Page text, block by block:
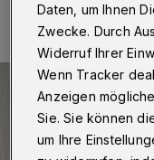
Daten, um Ihnen
Zwecke. Durch
Widerruf Ihrer
Wenn Tracker
Anzeigen
Sie. Sie können
um Ihre